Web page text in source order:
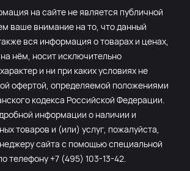
на сайте не является публичной
ваше внимание на то, что данный
вся информация о товарах и ценах,
нём, носит исключительно
и ни при каких условиях не
офертой, определяемой положениями
кодекса Российской Федерации.
информации о наличии и
товаров и (или) услуг, пожалуйста,
сайта с помощью специальной
телефону +7 (495) 103-13-42.